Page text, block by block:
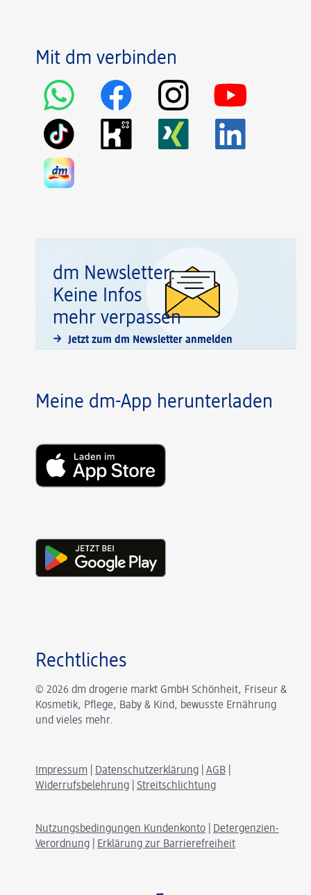
Mit dm verbinden
dm Newsletter:
Keine Infos
mehr verpassen
Jetzt zum dm Newsletter anmelden
Meine dm-App herunterladen
Rechtliches
© 2026 dm drogerie markt GmbH Schönheit, Friseur &
Kosmetik, Pflege, Baby & Kind, bewusste Ernährung
und vieles mehr.
Impressum Datenschutzerklärung AGB
Widerrufsbelehrung
Streitschlichtung
Nutzungsbedingungen Kundenkonto
Detergenzien-
Verordnung
Erklärung zur Barrierefreiheit